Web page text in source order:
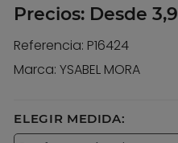
Precios: Desde
Referencia: P16424
Marca: YSABEL MORA
ELEGIR MEDIDA: